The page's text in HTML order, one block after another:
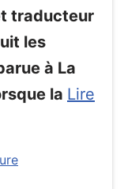
traducteur
les
à La
la Lire